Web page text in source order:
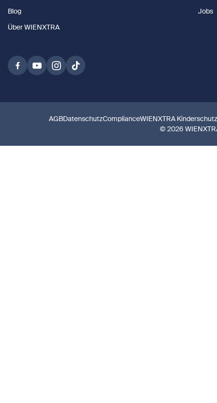
Blog
Jobs
Über WIENXTRA
© 2026
AGBDatenschutzComplianceWIENXTRA Kinderschutz